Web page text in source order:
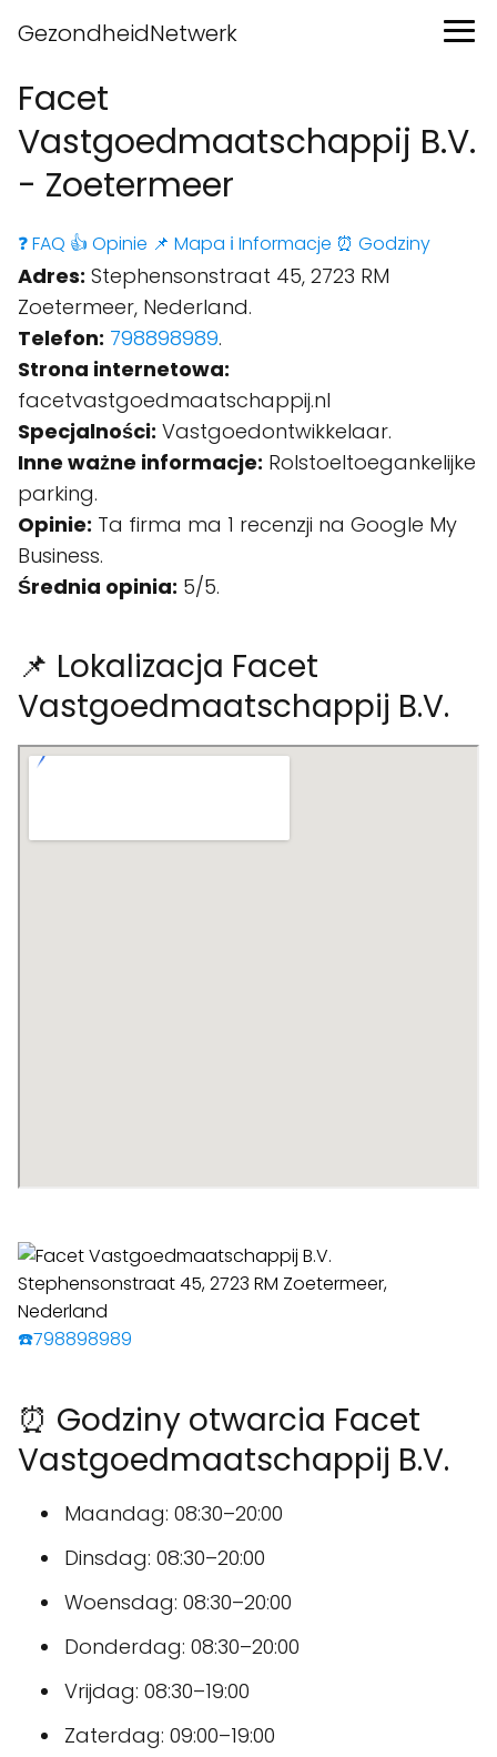
GezondheidNetwerk
Facet
Vastgoedmaatschappij B.V.
- Zoetermeer
❓ FAQ 👍 Opinie 📌 Mapa ℹ️ Informacje ⏰ Godziny
Adres: Stephensonstraat 45, 2723 RM
Zoetermeer, Nederland.
Telefon: 798898989.
Strona internetowa:
facetvastgoedmaatschappij.nl
Specjalności: Vastgoedontwikkelaar.
Inne ważne informacje: Rolstoeltoegankelijke
parking.
Opinie: Ta firma ma 1 recenzji na Google My
Business.
Średnia opinia: 5/5.
📌 Lokalizacja Facet
Vastgoedmaatschappij B.V.
☎️798898989
⏰ Godziny otwarcia Facet
Vastgoedmaatschappij B.V.
Maandag: 08:30–20:00
Dinsdag: 08:30–20:00
Woensdag: 08:30–20:00
Donderdag: 08:30–20:00
Vrijdag: 08:30–19:00
Zaterdag: 09:00–19:00